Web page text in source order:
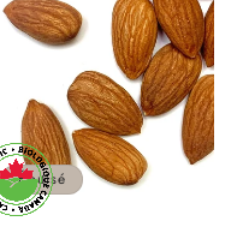
Épuisé